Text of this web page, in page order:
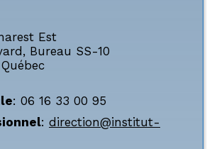
Est
Bureau SS-10
Québec
: 06 16 33 00 95
: direction@institut-